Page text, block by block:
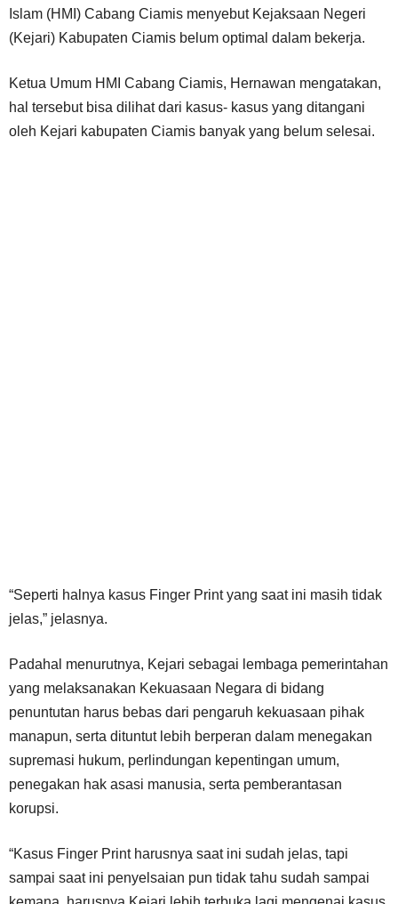
Islam (HMI) Cabang Ciamis menyebut Kejaksaan Negeri
(Kejari) Kabupaten Ciamis belum optimal dalam bekerja.
Ketua Umum HMI Cabang Ciamis, Hernawan mengatakan,
hal tersebut bisa dilihat dari kasus- kasus yang ditangani
oleh Kejari kabupaten Ciamis banyak yang belum selesai.
“Seperti halnya kasus Finger Print yang saat ini masih tidak
jelas,” jelasnya.
Padahal menurutnya, Kejari sebagai lembaga pemerintahan
yang melaksanakan Kekuasaan Negara di bidang
penuntutan harus bebas dari pengaruh kekuasaan pihak
manapun, serta dituntut lebih berperan dalam menegakan
supremasi hukum, perlindungan kepentingan umum,
penegakan hak asasi manusia, serta pemberantasan
korupsi.
“Kasus Finger Print harusnya saat ini sudah jelas, tapi
sampai saat ini penyelsaian pun tidak tahu sudah sampai